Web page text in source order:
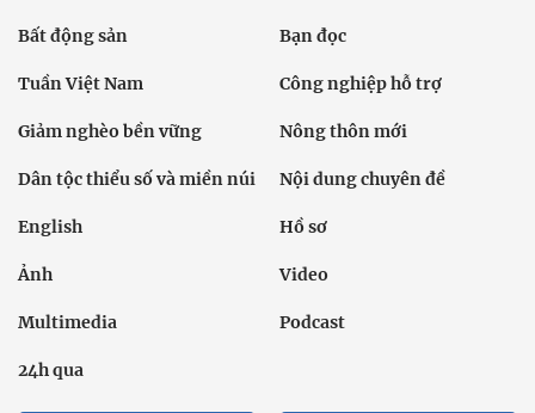
Bất động sản Bạn đọc
Tuần Việt Nam Công nghiệp hỗ trợ
Giảm nghèo bền vững Nông thôn mới
Dân tộc thiểu số và miền núi Nội dung chuyên đề
English Hồ sơ
Ảnh Video
Multimedia Podcast
24h qua